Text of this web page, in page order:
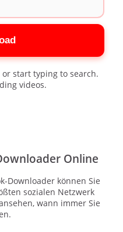
start typing to search.
videos.
Online
Downloader können Sie
sozialen Netzwerk
wann immer Sie